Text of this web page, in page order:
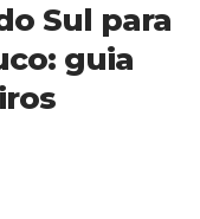
Sul para
guia